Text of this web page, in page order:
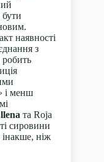
наявності
з
і менш
та Roja
сировини
ніж